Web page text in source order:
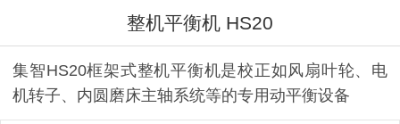
整机平衡机 HS20
集智HS20框架式整机平衡机是校正如风扇叶轮、电
机转子、内圆磨床主轴系统等的专用动平衡设备